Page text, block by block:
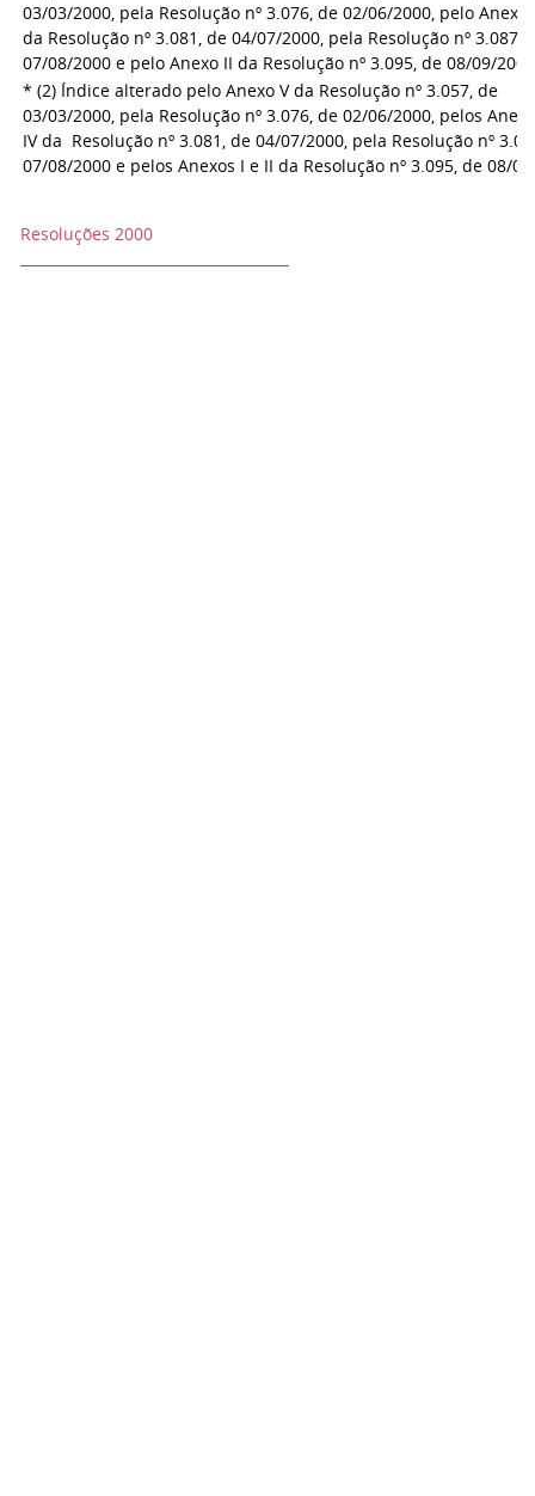
03/03/2000, pela Resolução nº 3.076, de 02/06/2000, pelo Anexo
da Resolução nº 3.081, de 04/07/2000, pela Resolução nº 3.087,
07/08/2000 e pelo Anexo II da Resolução nº 3.095, de 08/09/
* (2) Índice alterado pelo Anexo V da Resolução nº 3.057, de
03/03/2000, pela Resolução nº 3.076, de 02/06/2000, pelos
IV da Resolução nº 3.081, de 04/07/2000, pela Resolução nº
07/08/2000 e pelos Anexos I e II da Resolução nº 3.095, de 08/
Resoluções 2000